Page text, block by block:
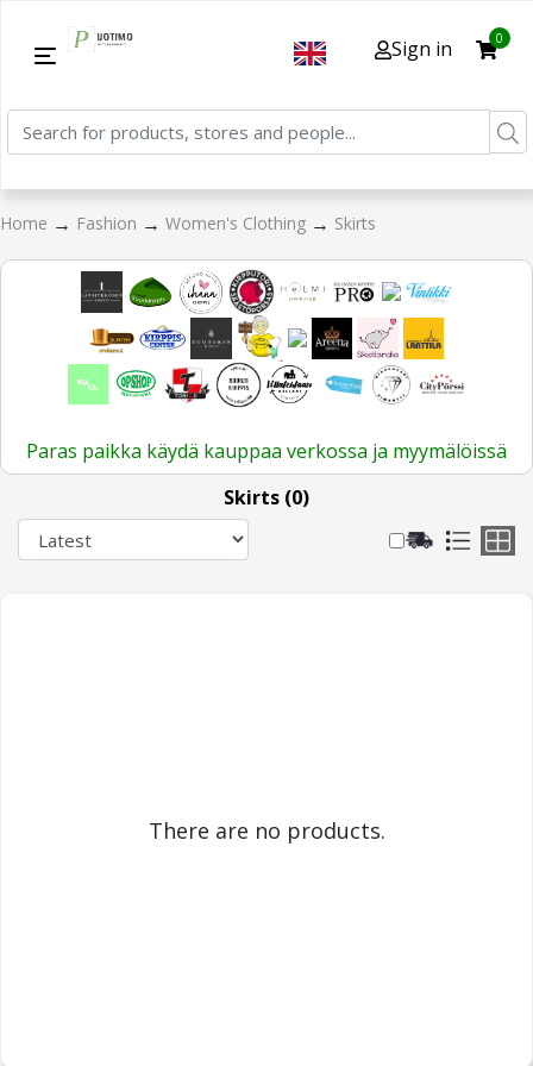
Sign in 0
Home → Fashion → Women's Clothing → Skirts
Paras paikka käydä kauppaa verkossa ja myymälöissä
Skirts (0)
There are no products.